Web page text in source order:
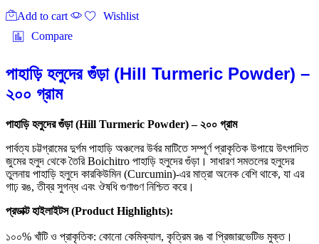
Add to cart
Wishlist
Compare
পাহাড়ি হলুদের গুঁড়া (Hill Turmeric Powder) –
২০০ গ্রাম
পাহাড়ি হলুদের গুঁড়া (Hill Turmeric Powder) – ২০০ গ্রাম
পার্বত্য চট্টগ্রামের দুর্গম পাহাড়ি অঞ্চলের উর্বর মাটিতে সম্পূর্ণ প্রাকৃতিক উপায়ে উৎপাদিত
জুমের হলুদ থেকে তৈরি Boichitro পাহাড়ি হলুদের গুঁড়া। সাধারণ সমতলের হলুদের
তুলনায় পাহাড়ি হলুদে কারকিউমিন (Curcumin)-এর মাত্রা অনেক বেশি থাকে, যা এর
গাঢ় রঙ, তীব্র সুগন্ধ এবং ঔষধি গুণাগুণ নিশ্চিত করে।
প্রডাক্ট হাইলাইটস (Product Highlights):
১০০% খাঁটি ও প্রাকৃতিক: কোনো কেমিক্যাল, কৃত্রিম রঙ বা প্রিজারভেটিভ মুক্ত।